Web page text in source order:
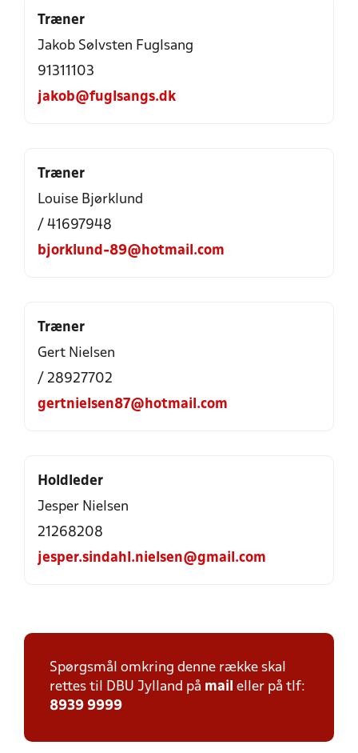
Træner
Jakob Sølvsten Fuglsang
91311103
jakob@fuglsangs.dk
Træner
Louise Bjørklund
/ 41697948
bjorklund-89@hotmail.com
Træner
Gert Nielsen
/ 28927702
gertnielsen87@hotmail.com
Holdleder
Jesper Nielsen
21268208
jesper.sindahl.nielsen@gmail.com
Spørgsmål omkring denne række skal
rettes til DBU Jylland på mail eller på tlf:
8939 9999